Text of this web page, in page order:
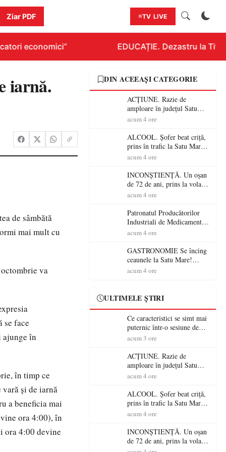
Ziar PDF TV LIVE
economici” EDUCAȚIE. Dezastru la
iarnă.
de sâmbătă
mai mult cu
va
se face
ajunge în
în timp ce
şi de iarnă
a beneficia mai
ora 4:00), în
ora 4:00 devine
DIN ACEEAȘI CATEGORIE
ACȚIUNE. Razie de
amploare în județul Satu
Mare! Polițiștii au dat sute
șoferi fără permis într-o
singură zi
acum 4 ore
ALCOOL. Șofer beat criță,
prins în trafic la Satu Mare!
Alcoolemie uriașă
acum 4 ore
INCONȘTIENȚĂ. Un oșan
de 72 de ani, prins la volan
fără permis! Polițiștii l-au
acum 4 ore
Patronatul Producătorilor
Industriali de Medicamente
din România (PRIMER):
energie electrică a fabricilor
de medicamente va pune în
pericol accesul pacienților la
medicamente esențiale
acum 4 ore
GASTRONOMIE Se încing
ceaunele la Satu Mare!
Concursul „Veress Ádám”
jurat de renume
acum 4 ore
ULTIMELE ȘTIRI
Ce caracteristici se simt mai
puternic într-o sesiune de
distracție la sloturi online:
RTP?
acum 3 ore
ACȚIUNE. Razie de
amploare în județul Satu
Mare! Polițiștii au dat sute
șoferi fără permis într-o
singură zi
acum 4 ore
ALCOOL. Șofer beat criță,
prins în trafic la Satu Mare!
Alcoolemie uriașă
acum 4 ore
INCONȘTIENȚĂ. Un oșan
de 72 de ani, prins la volan
fără permis! Polițiștii l-au